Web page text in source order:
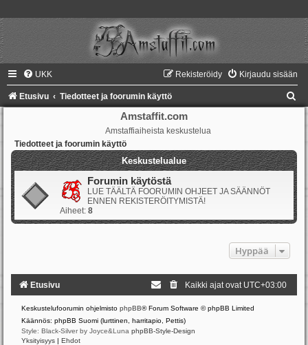
UKK Kirjaudu sisään
Rekisteröidy
Etusivu Tiedotteet ja foorumin käyttö
Amstaffit.com
Amstaffiaiheista keskustelua
Tiedotteet ja foorumin käyttö
Keskustelualue
Forumin käytöstä
LUE TÄÄLTÄ FOORUMIN OHJEET JA SÄÄNNÖT
ENNEN REKISTERÖITYMISTÄ!
Aiheet: 8
Hyppää
Etusivu Kaikki ajat ovat UTC+03:00
Keskustelufoorumin ohjelmisto phpBB® Forum Software © phpBB Limited
Käännös: phpBB Suomi (lurttinen, harritapio, Pettis)
Style: Black-Silver by Joyce&Luna phpBB-Style-Design
Yksityisyys | Ehdot